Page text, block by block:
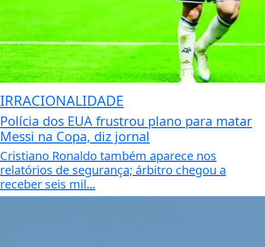
IRRACIONALIDADE
Polícia dos EUA frustrou plano para matar
Messi na Copa, diz jornal
Cristiano Ronaldo também aparece nos
relatórios de segurança; árbitro chegou a
receber seis mil...